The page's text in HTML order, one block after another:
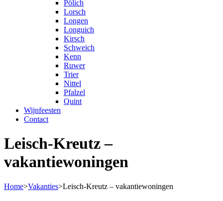
Pölich
Lorsch
Longen
Longuich
Kirsch
Schweich
Kenn
Ruwer
Trier
Nittel
Pfalzel
Quint
Wijnfeesten
Contact
Leisch-Kreutz –
vakantiewoningen
Home>Vakanties>Leisch-Kreutz – vakantiewoningen